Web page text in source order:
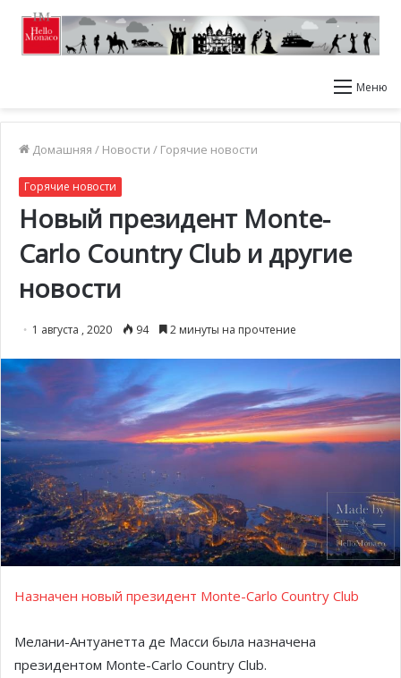
Меню
Домашняя / Новости / Горячие новости
Горячие новости
Новый президент Monte-
Carlo Country Club и другие
новости
1 августа , 2020 94 2 минуты на прочтение
Назначен новый президент Monte-Carlo Country Club
Мелани-Антуанетта де Масси была назначена
президентом Monte-Carlo Country Club.